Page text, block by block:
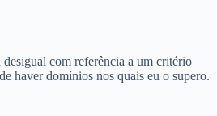
com referência a um critério
haver domínios nos quais eu o supero.